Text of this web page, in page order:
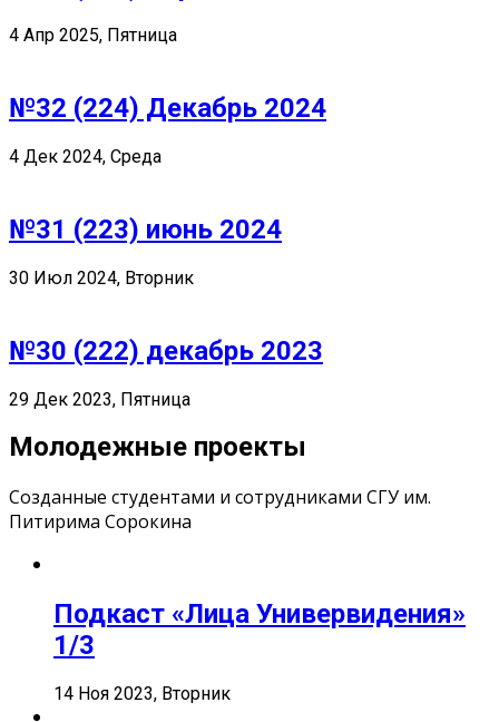
4 Апр 2025, Пятница
№32 (224) Декабрь 2024
4 Дек 2024, Среда
№31 (223) июнь 2024
30 Июл 2024, Вторник
№30 (222) декабрь 2023
29 Дек 2023, Пятница
Молодежные проекты
Созданные студентами и сотрудниками СГУ им.
Питирима Сорокина
Подкаст «Лица Универвидения»
1/3
14 Ноя 2023, Вторник